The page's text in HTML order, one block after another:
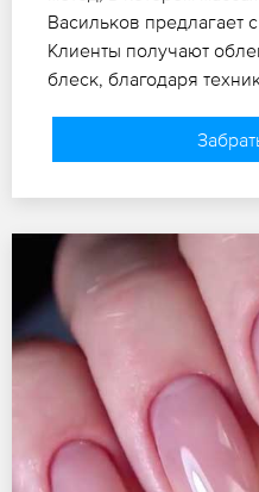
Васильков предлагает
Клиенты получают
блеск, благодаря